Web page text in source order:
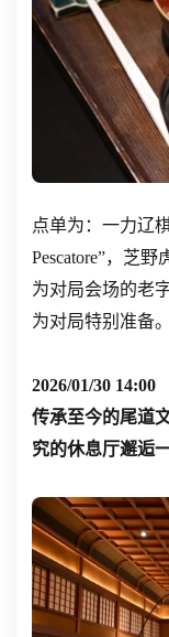
点单为：一力辽
Pescatore”，芝
为对局会场的老
为对局特别准备。
2026/01/30 14:00
传承至今的尾道
究的休息厅邂逅